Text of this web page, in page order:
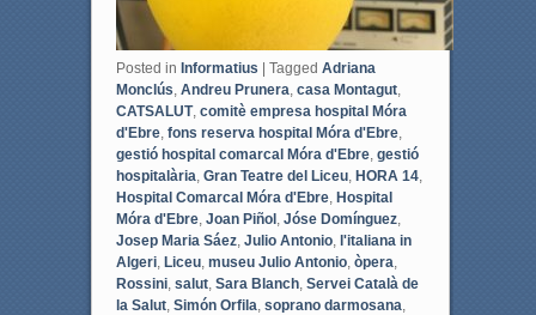
Posted in Informatius Tagged Adriana
Monclús, Andreu Prunera, casa Montagut,
CATSALUT, comitè empresa hospital Móra
d'Ebre, fons reserva hospital Móra d'Ebre,
gestió hospital comarcal Móra d'Ebre, gestió
hospitalària, Gran Teatre del Liceu, HORA 14,
Hospital Comarcal Móra d'Ebre, Hospital
Móra d'Ebre, Joan Piñol , Jóse Domínguez,
Josep Maria Sáez, Julio Antonio, l'italiana in
Algeri, Liceu, museu Julio Antonio, òpera,
Rossini, salut, Sara Blanch, Servei Català de
la Salut, Simón Orfila, soprano darmosana,